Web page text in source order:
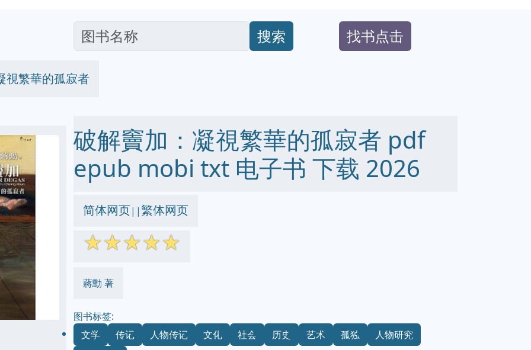
搜索 找书点击
視繁華的孤寂者
破解竇加：凝視繁華的孤寂者 pdf
epub mobi txt 电子书 下载 2026
简体网页||繁体网页
☆☆☆☆☆
蔣勳 著
图书标签:
文学
传记 人物传记 文化 社会 历史 艺术 孤独
人物研究